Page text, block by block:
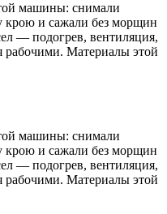
машины: снимали
крою и сажали без морщин
— подогрев, вентиляция,
рабочими. Материалы этой
машины: снимали
крою и сажали без морщин
— подогрев, вентиляция,
рабочими. Материалы этой